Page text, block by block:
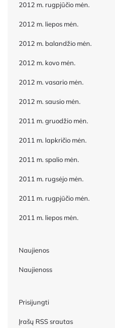
2012 m. rugpjūčio mėn.
2012 m. liepos mėn.
2012 m. balandžio mėn.
2012 m. kovo mėn.
2012 m. vasario mėn.
2012 m. sausio mėn.
2011 m. gruodžio mėn.
2011 m. lapkričio mėn.
2011 m. spalio mėn.
2011 m. rugsėjo mėn.
2011 m. rugpjūčio mėn.
2011 m. liepos mėn.
Naujienos
Naujienoss
Prisijungti
Įrašų RSS srautas